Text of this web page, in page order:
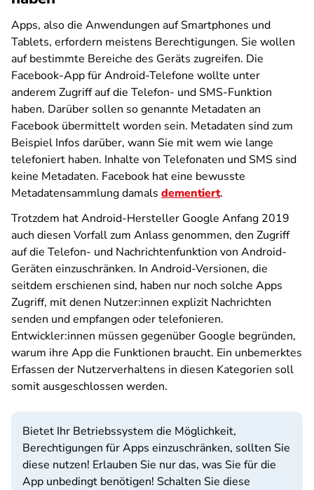
Apps, also die Anwendungen auf Smartphones und
Tablets, erfordern meistens Berechtigungen. Sie wollen
auf bestimmte Bereiche des Geräts zugreifen. Die
Facebook-App für Android-Telefone wollte unter
anderem Zugriff auf die Telefon- und SMS-Funktion
haben. Darüber sollen so genannte Metadaten an
Facebook übermittelt worden sein. Metadaten sind zum
Beispiel Infos darüber, wann Sie mit wem wie lange
telefoniert haben. Inhalte von Telefonaten und SMS sind
keine Metadaten. Facebook hat eine bewusste
Metadatensammlung damals dementiert.
Trotzdem hat Android-Hersteller Google Anfang 2019
auch diesen Vorfall zum Anlass genommen, den Zugriff
auf die Telefon- und Nachrichtenfunktion von Android-
Geräten einzuschränken. In Android-Versionen, die
seitdem erschienen sind, haben nur noch solche Apps
Zugriff, mit denen Nutzer:innen explizit Nachrichten
senden und empfangen oder telefonieren.
Entwickler:innen müssen gegenüber Google begründen,
warum ihre App die Funktionen braucht. Ein unbemerktes
Erfassen der Nutzerverhaltens in diesen Kategorien soll
somit ausgeschlossen werden.
Bietet Ihr Betriebssystem die Möglichkeit,
Berechtigungen für Apps einzuschränken, sollten Sie
diese nutzen! Erlauben Sie nur das, was Sie für die
App unbedingt benötigen! Schalten Sie diese